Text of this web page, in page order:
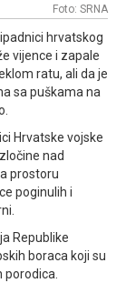
Foto: SRNA
hrvatskog
vijence i zapale
ratu, ali da je
sa puškama na
Hrvatske vojske
nad
prostoru
poginulih i
Republike
boraca koji su
porodica.